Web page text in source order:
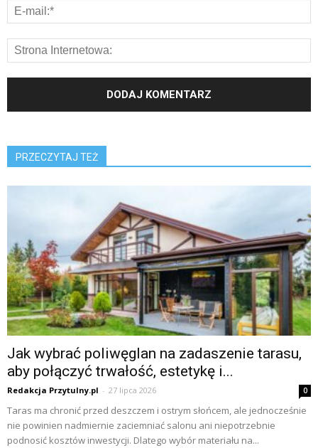
PRZECZYTAJ TEŻ
Jak wybrać poliwęglan na zadaszenie tarasu,
aby połączyć trwałość, estetykę i...
Redakcja Przytulny.pl - 27 lipca 2026 0
Taras ma chronić przed deszczem i ostrym słońcem, ale jednocześnie
nie powinien nadmiernie zaciemniać salonu ani niepotrzebnie
podnosić kosztów inwestycji. Dlatego wybór materiału na...